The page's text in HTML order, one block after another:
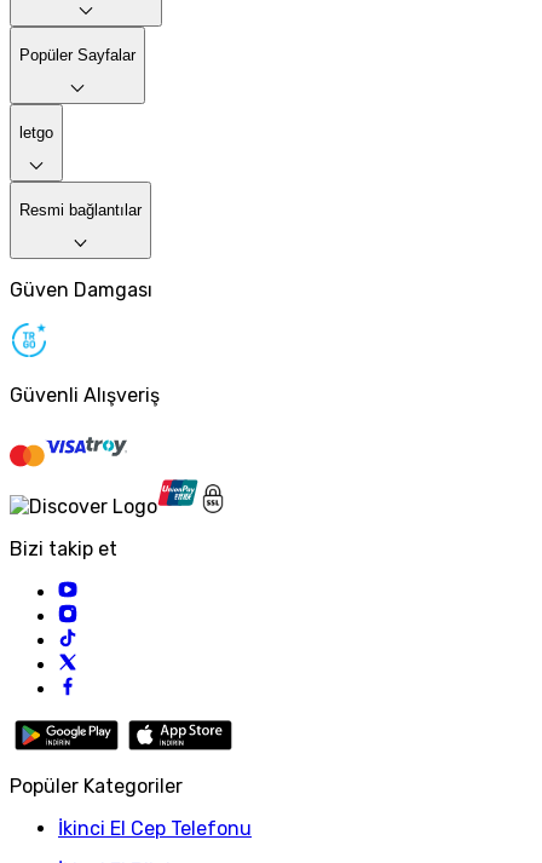
Popüler Sayfalar
letgo
Resmi bağlantılar
Güven Damgası
Güvenli Alışveriş
Bizi takip et
Popüler Kategoriler
İkinci El Cep Telefonu